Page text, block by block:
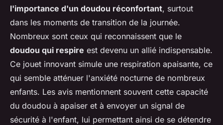
l'importance d'un doudou réconfortant, surtout
dans les moments de transition de la journée.
Nombreux sont ceux qui reconnaissent que le
doudou qui respire est devenu un allié indispensable.
Ce jouet innovant simule une respiration apaisante, ce
qui semble atténuer l'anxiété nocturne de nombreux
enfants. Les avis mentionnent souvent cette capacité
du doudou à apaiser et à envoyer un signal de
sécurité à l'enfant, lui permettant ainsi de se détendre